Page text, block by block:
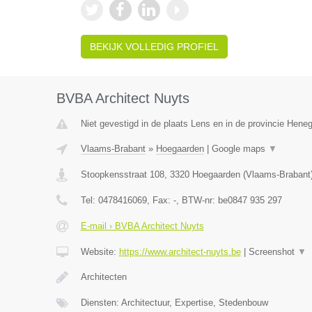
BEKIJK VOLLEDIG PROFIEL
BVBA Architect Nuyts
Niet gevestigd in de plaats Lens en in de provincie
Vlaams-Brabant» Hoegaarden| Google maps ▼
Stoopkensstraat 108, 3320 Hoegaarden(Vlaams-Brabant
Tel: 0478416069, Fax: -, BTW-nr: be0847 935 297
E-mail › BVBA Architect Nuyts
Website: https://www.architect-nuyts.be| Screenshot ▼
Architecten
Diensten: Architectuur, Expertise, Stedenbouw